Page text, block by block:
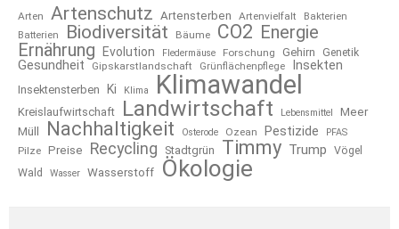
Arten Artenschutz Artensterben Artenvielfalt
Bakterien
Batterien
Biodiversität Bäume CO2 Energie
Ernährung Evolution Fledermäuse Forschung Gehirn Genetik
Gesundheit Gipskarstlandschaft Grünflächenpflege Insekten
Insektensterben Ki Klima Klimawandel
Kreislaufwirtschaft Landwirtschaft Lebensmittel
Meer
Müll
Nachhaltigkeit Osterode Ozean Pestizide PFAS
Pilze Preise Recycling Stadtgrün Timmy Trump
Vögel
Wald
Wasser Wasserstoff Ökologie